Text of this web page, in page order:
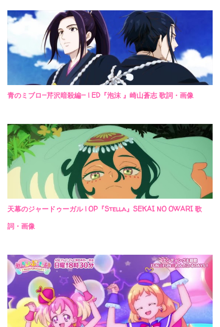
青のミブロ—芹沢暗殺編— | ED『泡沫 』崎山蒼志 歌詞・画像
天幕のジャードゥーガル | OP『Stella』SEKAI NO OWARI 歌
詞・画像